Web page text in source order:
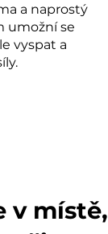
a naprostý
umožní se
vyspat a
v místě,